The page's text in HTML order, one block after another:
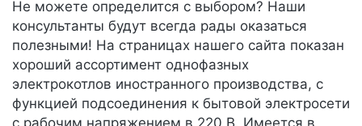
Не можете определится с выбором? Наши
консультанты будут всегда рады оказаться
полезными! На страницах нашего сайта показан
хороший ассортимент однофазных
электрокотлов иностранного производства, с
функцией подсоединения к бытовой электросети
с рабочим напряжением в 220 В. Имеется в